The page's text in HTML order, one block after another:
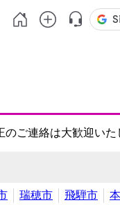
ご連絡は大歓迎いた
瑞穂市 飛騨市